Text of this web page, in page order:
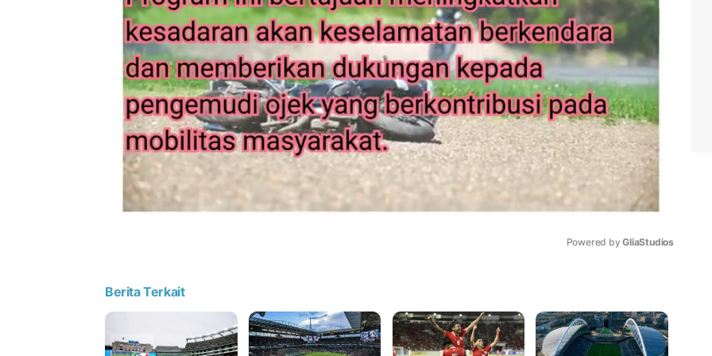
Powered by GliaStudios
Berita Terkait